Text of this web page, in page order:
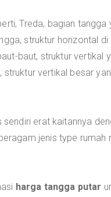
Treda, bagian
struktur horizontal
baut, struktur vertikal
vertikal besar
erat kaitannya
jenis type rumah
harga tangga putar